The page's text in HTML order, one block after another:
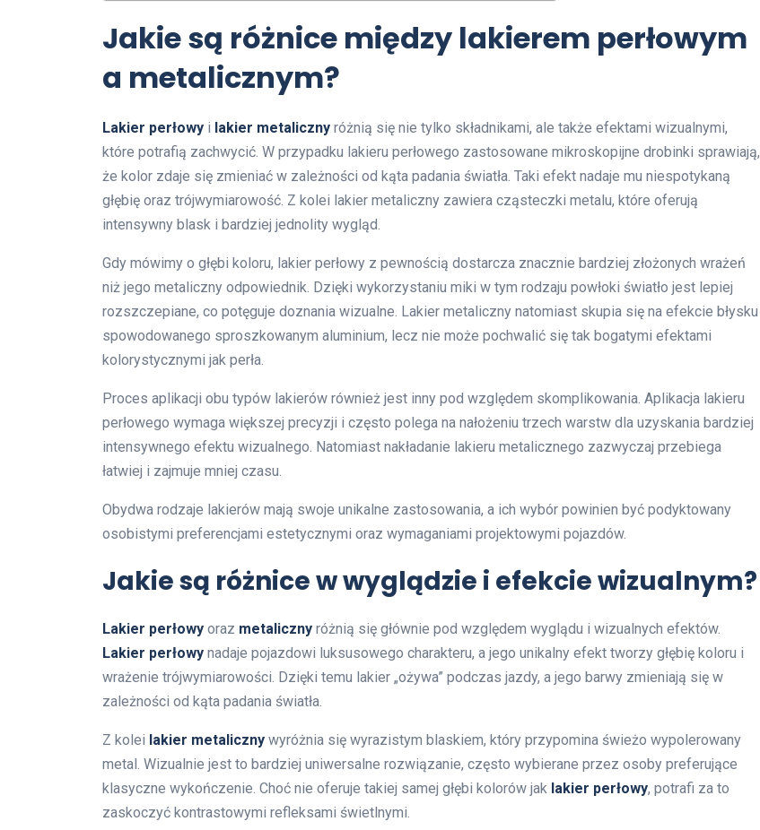
Jakie są różnice między lakierem perłowym
a metalicznym?
Lakier perłowy i lakier metaliczny różnią się nie tylko składnikami, ale także efektami wizualnymi,
które potrafią zachwycić. W przypadku lakieru perłowego zastosowane mikroskopijne drobinki sprawiają,
że kolor zdaje się zmieniać w zależności od kąta padania światła. Taki efekt nadaje mu niespotykaną
głębię oraz trójwymiarowość. Z kolei lakier metaliczny zawiera cząsteczki metalu, które oferują
intensywny blask i bardziej jednolity wygląd.
Gdy mówimy o głębi koloru, lakier perłowy z pewnością dostarcza znacznie bardziej złożonych wrażeń
niż jego metaliczny odpowiednik. Dzięki wykorzystaniu miki w tym rodzaju powłoki światło jest lepiej
rozszczepiane, co potęguje doznania wizualne. Lakier metaliczny natomiast skupia się na efekcie błysku
spowodowanego sproszkowanym aluminium, lecz nie może pochwalić się tak bogatymi efektami
kolorystycznymi jak perła.
Proces aplikacji obu typów lakierów również jest inny pod względem skomplikowania. Aplikacja lakieru
perłowego wymaga większej precyzji i często polega na nałożeniu trzech warstw dla uzyskania bardziej
intensywnego efektu wizualnego. Natomiast nakładanie lakieru metalicznego zazwyczaj przebiega
łatwiej i zajmuje mniej czasu.
Obydwa rodzaje lakierów mają swoje unikalne zastosowania, a ich wybór powinien być podyktowany
osobistymi preferencjami estetycznymi oraz wymaganiami projektowymi pojazdów.
Jakie są różnice w wyglądzie i efekcie wizualnym?
Lakier perłowy oraz metaliczny różnią się głównie pod względem wyglądu i wizualnych efektów.
Lakier perłowy nadaje pojazdowi luksusowego charakteru, a jego unikalny efekt tworzy głębię koloru i
wrażenie trójwymiarowości. Dzięki temu lakier „ożywa” podczas jazdy, a jego barwy zmieniają się w
zależności od kąta padania światła.
Z kolei lakier metaliczny wyróżnia się wyrazistym blaskiem, który przypomina świeżo wypolerowany
metal. Wizualnie jest to bardziej uniwersalne rozwiązanie, często wybierane przez osoby preferujące
klasyczne wykończenie. Choć nie oferuje takiej samej głębi kolorów jak lakier perłowy, potrafi za to
zaskoczyć kontrastowymi refleksami świetlnymi.